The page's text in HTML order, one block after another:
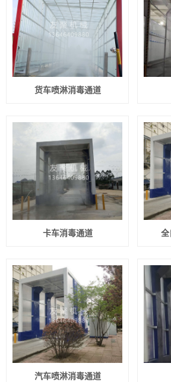
货车喷淋消毒通道
卡车消毒通道 全
汽车喷淋消毒通道